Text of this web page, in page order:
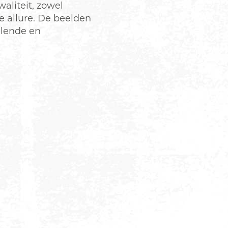
zowel
allure. De beelden
en